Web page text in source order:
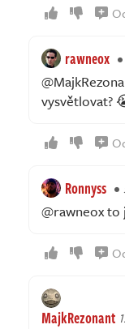
rawneox
vysvětlovat?
Ronnyss
@rawneox to
MajkRezonant